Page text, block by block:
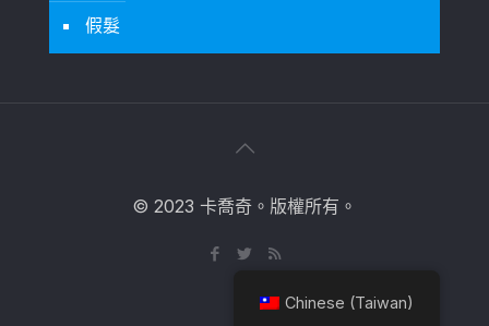
假髮
© 2023 卡喬奇。版權所有。
Chinese (Taiwan)